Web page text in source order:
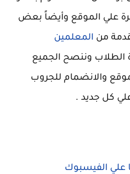
علي الموقع وأيضاً بعض
من المعلمين
الطلاب وننصح الجميع
والانضمام للجروب
كل جديد .
علي الفيسبوك